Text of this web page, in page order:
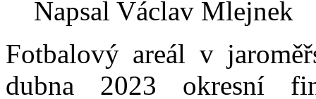
Napsal Václav Mlejnek
Fotbalový areál v
dubna 2023 okresní